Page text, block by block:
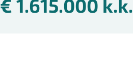
€ 1.615.000 k.k.